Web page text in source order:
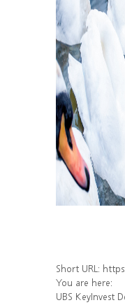
Short URL: https://
You are here:
UBS KeyInvest